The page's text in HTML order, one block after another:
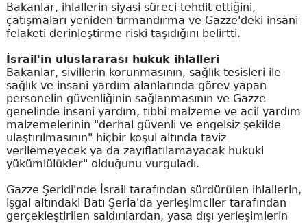
Bakanlar, ihlallerin siyasi süreci tehdit ettiğini,
çatışmaları yeniden tırmandırma ve Gazze'deki insani
felaketi derinleştirme riski taşıdığını belirtti.
İsrail'in uluslararası hukuk ihlalleri
Bakanlar, sivillerin korunmasının, sağlık tesisleri ile
sağlık ve insani yardım alanlarında görev yapan
personelin güvenliğinin sağlanmasının ve Gazze
genelinde insani yardım, tıbbi malzeme ve acil yardım
malzemelerinin "derhal güvenli ve engelsiz şekilde
ulaştırılmasının" hiçbir koşul altında taviz
verilemeyecek ya da zayıflatılamayacak hukuki
yükümlülükler" olduğunu vurguladı.
Gazze Şeridi'nde İsrail tarafından sürdürülen ihlallerin,
işgal altındaki Batı Şeria'da yerleşimciler tarafından
gerçekleştirilen saldırılardan, yasa dışı yerleşimlerin